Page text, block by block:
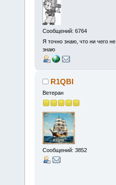
Сообщений: 6764
Я точно знаю, что ни чего не
знаю
R1QBI
Ветеран
Сообщений: 3852